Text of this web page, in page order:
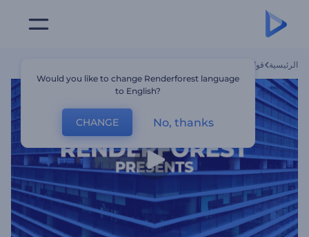
الرئيسية قوالب
Would you like to change Renderforest language
to English?
CHANGE No, thanks